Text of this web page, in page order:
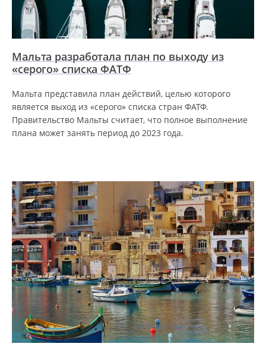
Мальта разработала план по выходу из
«серого» списка ФАТФ
Мальта представила план действий, целью которого
является выход из «серого» списка стран ФАТФ.
Правительство Мальты считает, что полное выполнение
плана может занять период до 2023 года.